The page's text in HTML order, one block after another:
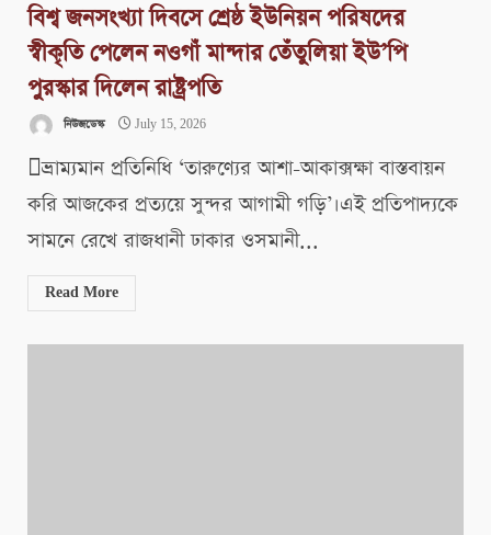
বিশ্ব জনসংখ্যা দিবসে শ্রেষ্ঠ ইউনিয়ন পরিষদের
স্বীকৃতি পেলেন নওগাঁ মান্দার তেঁতুলিয়া ইউ’পি
পুরস্কার দিলেন রাষ্ট্রপতি
নিউজডেস্ক July 15, 2026
ভ্রাম্যমান প্রতিনিধি ‘তারুণ্যের আশা-আকাক্সক্ষা বাস্তবায়ন
করি আজকের প্রত্যয়ে সুন্দর আগামী গড়ি’।এই প্রতিপাদ্যকে
সামনে রেখে রাজধানী ঢাকার ওসমানী...
Read More